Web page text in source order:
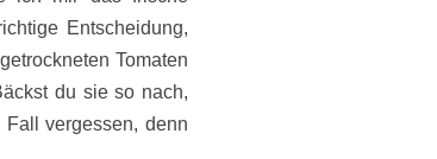
Entscheidung,
Tomaten
du sie so nach,
vergessen, denn